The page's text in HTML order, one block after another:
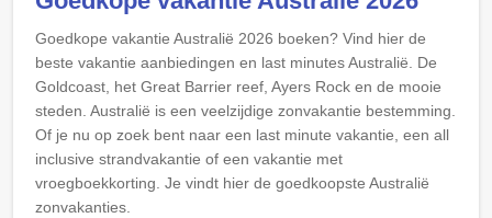
Goedkope vakantie Australië 2026 boeken? Vind hier de
beste vakantie aanbiedingen en last minutes Australië. De
Goldcoast, het Great Barrier reef, Ayers Rock en de mooie
steden. Australië is een veelzijdige zonvakantie bestemming.
Of je nu op zoek bent naar een last minute vakantie, een all
inclusive strandvakantie of een vakantie met
vroegboekkorting. Je vindt hier de goedkoopste Australië
zonvakanties.